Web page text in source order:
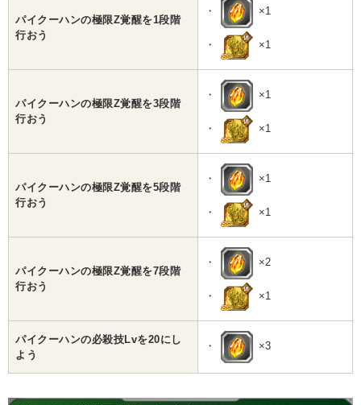
パイクーハンの極限Z覚醒を1段階
行おう
・ ×1
・ ×1
パイクーハンの極限Z覚醒を3段階
行おう
・ ×1
・ ×1
パイクーハンの極限Z覚醒を5段階
行おう
・ ×1
・ ×1
パイクーハンの極限Z覚醒を7段階
行おう
・ ×2
・ ×1
パイクーハンの必殺技Lvを20にし
よう
・ ×3